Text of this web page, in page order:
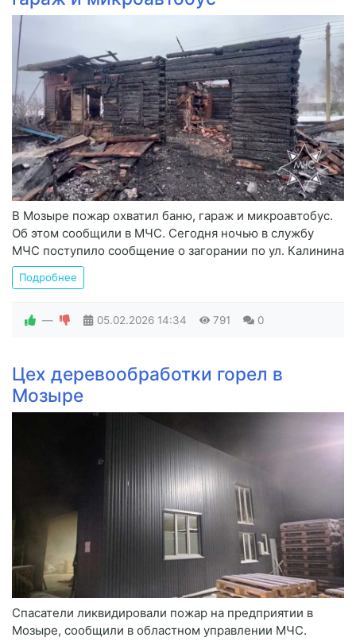
В Мозыре пожар охватил баню, гараж и микроавтобус.
Об этом сообщили в МЧС. Сегодня ночью в службу
МЧС поступило сообщение о загорании по ул. Калинина
Подробнее
— 05.02.2026 14:34 791 0
Цех деревообработки горел в
Мозыре
Спасатели ликвидировали пожар на предприятии в
Мозыре, сообщили в областном управлении МЧС.